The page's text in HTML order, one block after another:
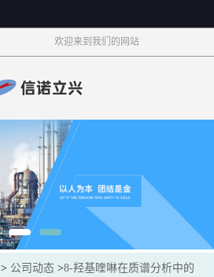
欢迎来到我们的网站
> 公司动态 >8-羟基喹啉在质谱分析中的